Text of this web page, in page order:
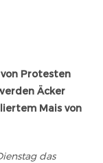
Protesten
Äcker
Mais von
das